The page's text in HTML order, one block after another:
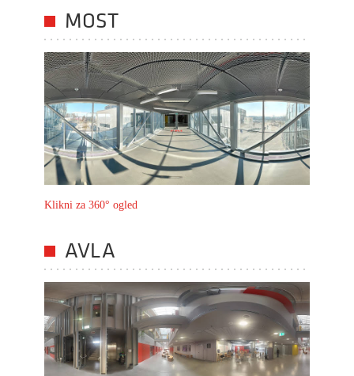
MOST
Klikni za 360° ogled
AVLA